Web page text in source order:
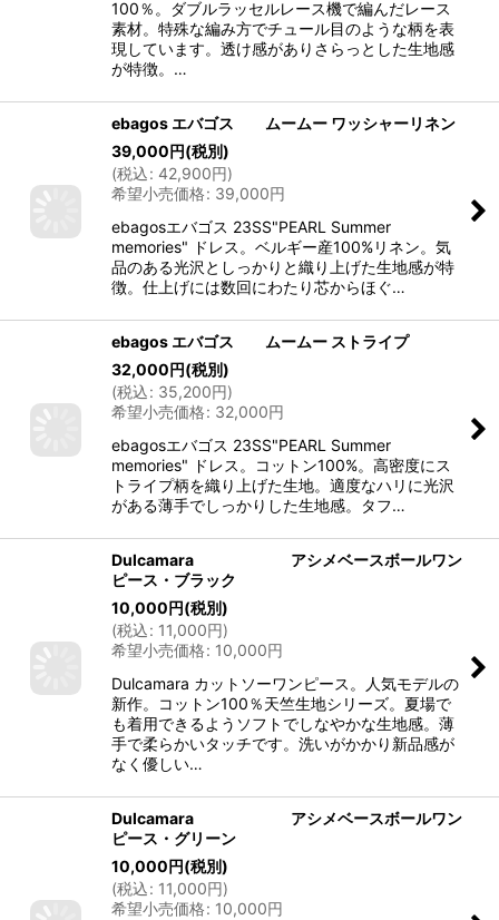
100％。ダブルラッセルレース機で編んだレース
素材。特殊な編み方でチュール目のような柄を表
現しています。透け感がありさらっとした生地感
が特徴。…
ebagos エバゴス ムームー ワッシャーリネン
39,000円(税別)
(税込: 42,900円)
希望小売価格: 39,000円
ebagosエバゴス 23SS"PEARL Summer
memories" ドレス。ベルギー産100%リネン。気
品のある光沢としっかりと織り上げた生地感が特
徴。仕上げには数回にわたり芯からほぐ…
ebagos エバゴス ムームー ストライプ
32,000円(税別)
(税込: 35,200円)
希望小売価格: 32,000円
ebagosエバゴス 23SS"PEARL Summer
memories" ドレス。コットン100%。高密度にス
トライプ柄を織り上げた生地。適度なハリに光沢
がある薄手でしっかりした生地感。タフ…
Dulcamara アシメベースボールワン
ピース・ブラック
10,000円(税別)
(税込: 11,000円)
希望小売価格: 10,000円
Dulcamara カットソーワンピース。人気モデルの
新作。コットン100％天竺生地シリーズ。夏場で
も着用できるようソフトでしなやかな生地感。薄
手で柔らかいタッチです。洗いがかかり新品感が
なく優しい…
Dulcamara アシメベースボールワン
ピース・グリーン
10,000円(税別)
(税込: 11,000円)
希望小売価格: 10,000円